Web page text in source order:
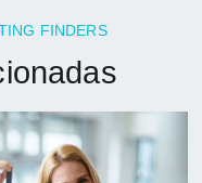
FINDERS